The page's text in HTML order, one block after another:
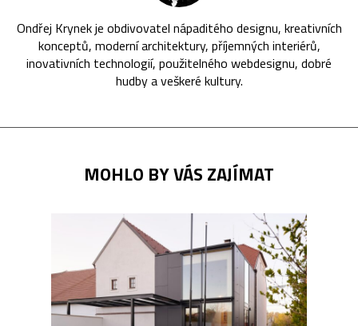
Ondřej Krynek je obdivovatel nápaditého designu, kreativních
konceptů, moderní architektury, příjemných interiérů,
inovativních technologií, použitelného webdesignu, dobré
hudby a veškeré kultury.
MOHLO BY VÁS ZAJÍMAT